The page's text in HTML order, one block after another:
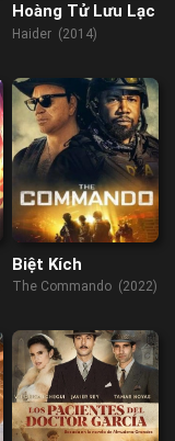
Hoàng Tử Lưu Lạc
Haider (2014)
Biệt Kích
The Commando (2022)